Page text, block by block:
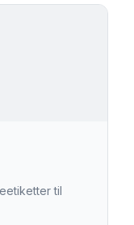
til